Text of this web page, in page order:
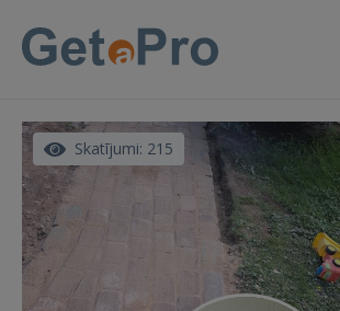
Skatījumi: 215